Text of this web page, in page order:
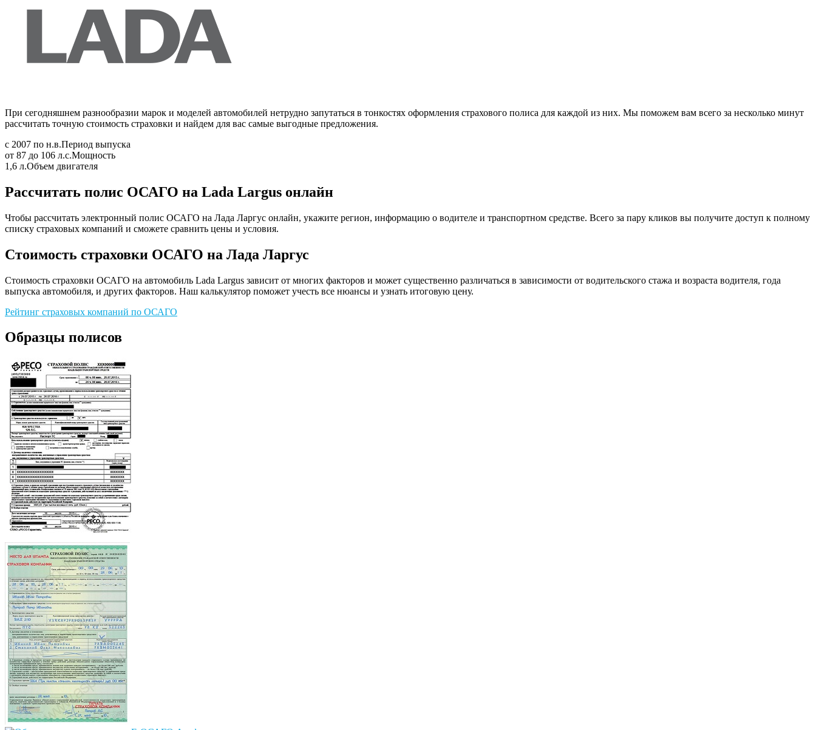
При сегодняшнем разнообразии марок и моделей автомобилей нетрудно запутаться в тонкостях оформления страхового полиса для каждой из них. Мы поможем вам всего за несколько минут
рассчитать точную стоимость страховки и найдем для вас самые выгодные предложения.
с 2007 по н.в.Период выпуска
от 87 до 106 л.с.Мощность
1,6 л.Объем двигателя
Рассчитать полис ОСАГО на Lada Largus онлайн
Чтобы рассчитать электронный полис ОСАГО на Лада Ларгус онлайн, укажите регион, информацию о водителе и транспортном средстве. Всего за пару кликов вы получите доступ к полному
списку страховых компаний и сможете сравнить цены и условия.
Стоимость страховки ОСАГО на Лада Ларгус
Стоимость страховки ОСАГО на автомобиль Lada Largus зависит от многих факторов и может существенно различаться в зависимости от водительского стажа и возраста водителя, года
выпуска автомобиля, и других факторов. Наш калькулятор поможет учесть все нюансы и узнать итоговую цену.
Рейтинг страховых компаний по ОСАГО
Образцы полисов